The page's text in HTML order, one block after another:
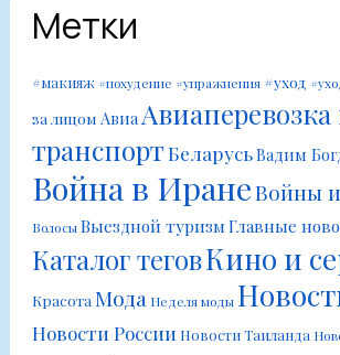
Метки
#макияж #похудение #упражнения #уход
за лицом Авиа Авиаперевозка
транспортБеларусьВадим
Война в ИранеВойны
ВолосыВыездной туризмГлавные
Каталог теговКино и
Красота Мода Неделя моды
Новости России Новости Таиланда